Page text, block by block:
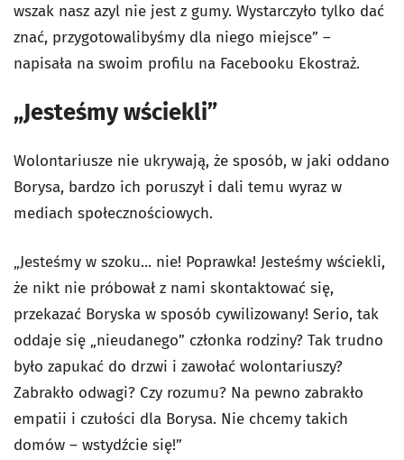
wszak nasz azyl nie jest z gumy. Wystarczyło tylko dać
znać, przygotowalibyśmy dla niego miejsce” –
napisała na swoim profilu na Facebooku Ekostraż.
„Jesteśmy wściekli”
Wolontariusze nie ukrywają, że sposób, w jaki oddano
Borysa, bardzo ich poruszył i dali temu wyraz w
mediach społecznościowych.
„Jesteśmy w szoku... nie! Poprawka! Jesteśmy wściekli,
że nikt nie próbował z nami skontaktować się,
przekazać Boryska w sposób cywilizowany! Serio, tak
oddaje się „nieudanego” członka rodziny? Tak trudno
było zapukać do drzwi i zawołać wolontariuszy?
Zabrakło odwagi? Czy rozumu? Na pewno zabrakło
empatii i czułości dla Borysa. Nie chcemy takich
domów – wstydźcie się!”